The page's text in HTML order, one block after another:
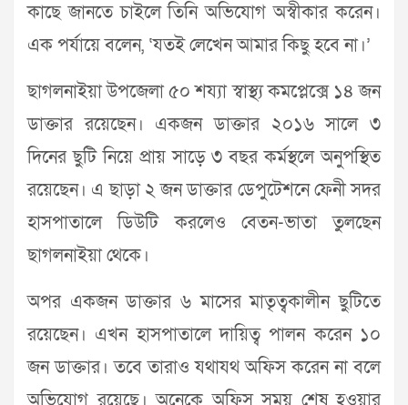
কাছে জানতে চাইলে তিনি অভিযোগ অস্বীকার করেন।
এক পর্যায়ে বলেন, ‘যতই লেখেন আমার কিছু হবে না।’
ছাগলনাইয়া উপজেলা ৫০ শয্যা স্বাস্থ্য কমপ্লেক্সে ১৪ জন
ডাক্তার রয়েছেন। একজন ডাক্তার ২০১৬ সালে ৩
দিনের ছুটি নিয়ে প্রায় সাড়ে ৩ বছর কর্মস্থলে অনুপস্থিত
রয়েছেন। এ ছাড়া ২ জন ডাক্তার ডেপুটেশনে ফেনী সদর
হাসপাতালে ডিউটি করলেও বেতন-ভাতা তুলছেন
ছাগলনাইয়া থেকে।
অপর একজন ডাক্তার ৬ মাসের মাতৃত্বকালীন ছুটিতে
রয়েছেন। এখন হাসপাতালে দায়িত্ব পালন করেন ১০
জন ডাক্তার। তবে তারাও যথাযথ অফিস করেন না বলে